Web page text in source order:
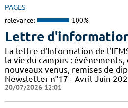
PAGES
relevance: 100%
Lettre
La lettre d'Information de
la vie du campus : événements,
nouveaux venus, remises de
Newsletter n°17 - Avril-Juin
20/07/2026 12:01